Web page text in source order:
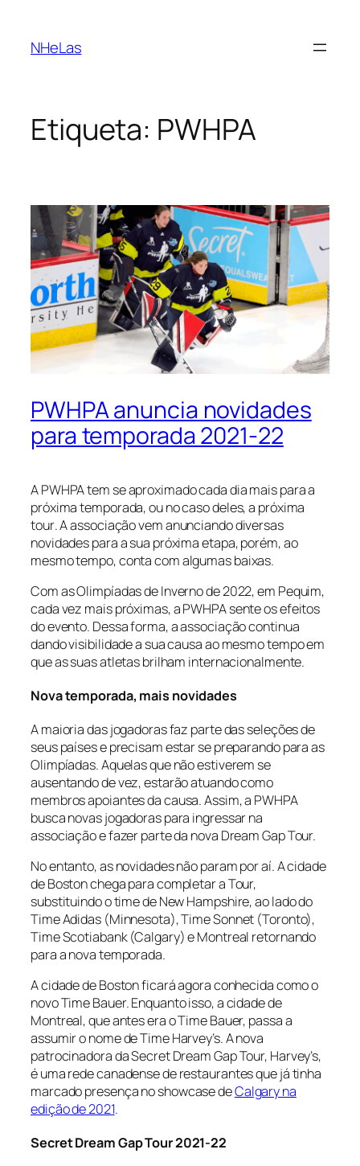
NHeLas
Etiqueta: PWHPA
PWHPA anuncia novidades
para temporada 2021-22
A PWHPA tem se aproximado cada dia mais para a
próxima temporada, ou no caso deles, a próxima
tour. A associação vem anunciando diversas
novidades para a sua próxima etapa, porém, ao
mesmo tempo, conta com algumas baixas.
Com as Olimpíadas de Inverno de 2022, em Pequim,
cada vez mais próximas, a PWHPA sente os efeitos
do evento. Dessa forma, a associação continua
dando visibilidade a sua causa ao mesmo tempo em
que as suas atletas brilham internacionalmente.
Nova temporada, mais novidades
A maioria das jogadoras faz parte das seleções de
seus países e precisam estar se preparando para as
Olimpíadas. Aquelas que não estiverem se
ausentando de vez, estarão atuando como
membros apoiantes da causa. Assim, a PWHPA
busca novas jogadoras para ingressar na
associação e fazer parte da nova Dream Gap Tour.
No entanto, as novidades não param por aí. A cidade
de Boston chega para completar a Tour,
substituindo o time de New Hampshire, ao lado do
Time Adidas (Minnesota), Time Sonnet (Toronto),
Time Scotiabank (Calgary) e Montreal retornando
para a nova temporada.
A cidade de Boston ficará agora conhecida como o
novo Time Bauer. Enquanto isso, a cidade de
Montreal, que antes era o Time Bauer, passa a
assumir o nome de Time Harvey’s. A nova
patrocinadora da Secret Dream Gap Tour, Harvey’s,
é uma rede canadense de restaurantes que já tinha
marcado presença noshowcasedeCalgary na
edição de 2021.
Secret Dream Gap Tour 2021-22